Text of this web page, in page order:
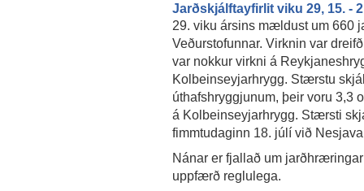
Jarðskjálftayfirlit viku 29, 15. -
29. viku ársins mældust um 660
Veðurstofunnar. Virknin var
var nokkur virkni á
Kolbeinseyjarhrygg. Stærstu
úthafshryggjunum, þeir voru 3,3
á Kolbeinseyjarhrygg. Stærsti
fimmtudaginn 18. júlí við
Nánar er fjallað um
uppfærð reglulega.